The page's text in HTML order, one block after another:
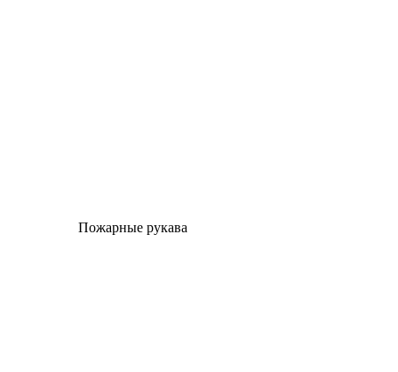
Пожарные рукава